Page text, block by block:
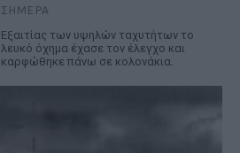
ΣΉΜΕΡΑ
Εξαιτίας των υψηλών ταχυτήτων το
λευκό όχημα έχασε τον έλεγχο και
καρφώθηκε πάνω σε κολονάκια.